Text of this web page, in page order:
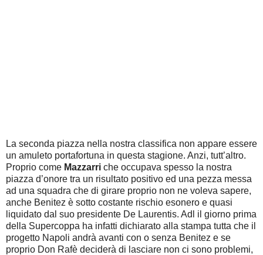
La seconda piazza nella nostra classifica non appare essere
un amuleto portafortuna in questa stagione. Anzi, tutt’altro.
Proprio come Mazzarri che occupava spesso la nostra
piazza d’onore tra un risultato positivo ed una pezza messa
ad una squadra che di girare proprio non ne voleva sapere,
anche Benitez è sotto costante rischio esonero e quasi
liquidato dal suo presidente De Laurentis. Adl il giorno prima
della Supercoppa ha infatti dichiarato alla stampa tutta che il
progetto Napoli andrà avanti con o senza Benitez e se
proprio Don Rafè deciderà di lasciare non ci sono problemi,